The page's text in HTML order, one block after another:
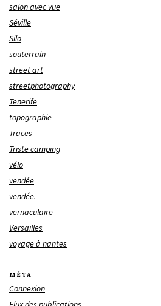
salon avec vue
Séville
Silo
souterrain
street art
streetphotography
Tenerife
topographie
Traces
Triste camping
vélo
vendée
vendée.
vernaculaire
Versailles
voyage à nantes
MÉTA
Connexion